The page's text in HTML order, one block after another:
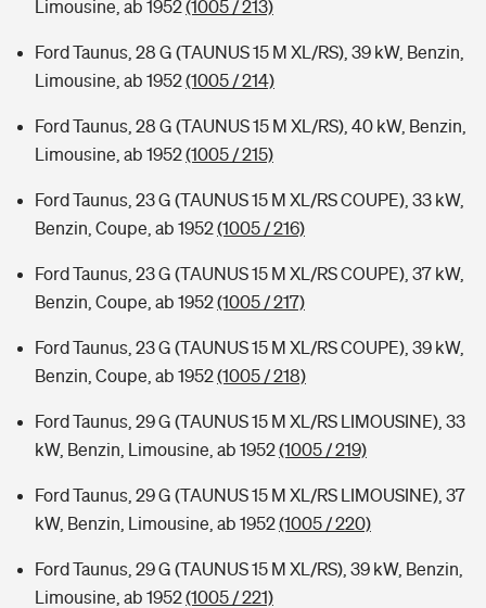
Limousine, ab 1952(1005 / 213)
Ford Taunus, 28 G (TAUNUS 15 M XL/RS), 39 kW, Benzin,
Limousine, ab 1952(1005 / 214)
Ford Taunus, 28 G (TAUNUS 15 M XL/RS), 40 kW, Benzin,
Limousine, ab 1952(1005 / 215)
Ford Taunus, 23 G (TAUNUS 15 M XL/RS COUPE), 33 kW,
Benzin, Coupe, ab 1952(1005 / 216)
Ford Taunus, 23 G (TAUNUS 15 M XL/RS COUPE), 37 kW,
Benzin, Coupe, ab 1952(1005 / 217)
Ford Taunus, 23 G (TAUNUS 15 M XL/RS COUPE), 39 kW,
Benzin, Coupe, ab 1952(1005 / 218)
Ford Taunus, 29 G (TAUNUS 15 M XL/RS LIMOUSINE), 33
kW, Benzin, Limousine, ab 1952(1005 / 219)
Ford Taunus, 29 G (TAUNUS 15 M XL/RS LIMOUSINE), 37
kW, Benzin, Limousine, ab 1952(1005 / 220)
Ford Taunus, 29 G (TAUNUS 15 M XL/RS), 39 kW, Benzin,
Limousine, ab 1952(1005 / 221)